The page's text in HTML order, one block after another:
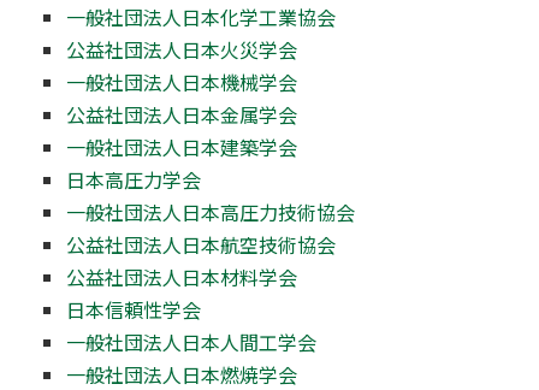
一般社団法人日本化学工業協会
公益社団法人日本火災学会
一般社団法人日本機械学会
公益社団法人日本金属学会
一般社団法人日本建築学会
日本高圧力学会
一般社団法人日本高圧力技術協会
公益社団法人日本航空技術協会
公益社団法人日本材料学会
日本信頼性学会
一般社団法人日本人間工学会
一般社団法人日本燃焼学会